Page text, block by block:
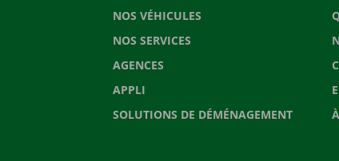
NOS VÉHICULES
NOS SERVICES
AGENCES
APPLI
SOLUTIONS DE DÉMÉNAGEMENT